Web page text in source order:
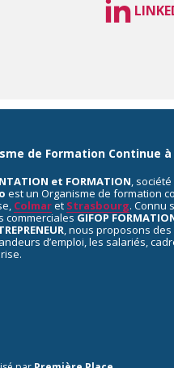
de Formation Continue
et FORMATION, société
est un Organisme de formation
Colmaret Strasbourg. Connu
commercialesGIFOP
, nous proposons
d’emploi, les salariés,